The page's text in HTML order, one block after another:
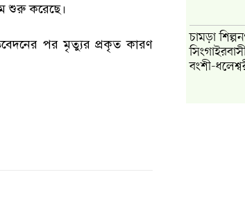
শুরু করেছে।
পর মৃত্যুর প্রকৃত কারণ
চামড়া
বংশী-